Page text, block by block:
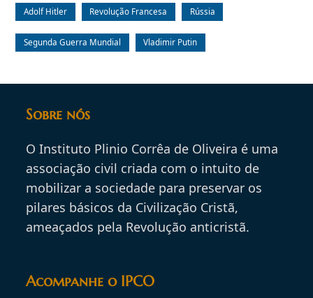
Adolf Hitler Revolução Francesa Rússia
Segunda Guerra Mundial Vladimir Putin
Sobre nós
O Instituto Plinio Corrêa de Oliveira é uma
associação civil criada com o intuito de
mobilizar a sociedade para preservar os
pilares básicos da Civilização Cristã,
ameaçados pela Revolução anticristã.
Acompanhe o IPCO